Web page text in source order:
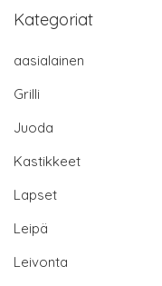
Kategoriat
aasialainen
Grilli
Juoda
Kastikkeet
Lapset
Leipä
Leivonta